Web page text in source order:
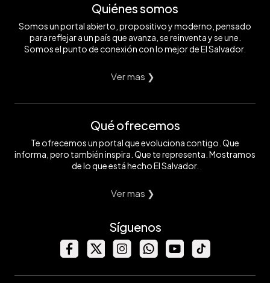
Quiénes somos
Somos un portal abierto, propositivo y moderno, pensado
para reflejar a un país que avanza, se reinventa y se une.
Somos el punto de conexión con lo mejor de El Salvador.
Ver mas ❯
Qué ofrecemos
Te ofrecemos un portal que evoluciona contigo. Que
informa, pero también inspira. Que te representa. Mostramos
de lo que está hecho El Salvador.
Ver mas ❯
Síguenos